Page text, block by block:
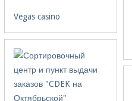
Vegas casino